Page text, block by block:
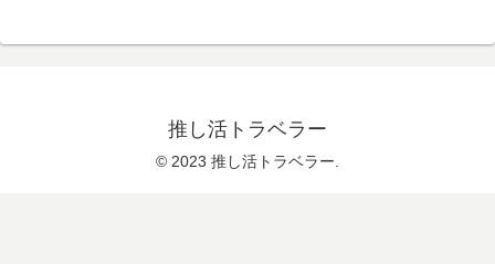
推し活トラベラー
© 2023 推し活トラベラー.